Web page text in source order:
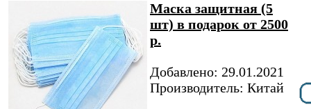
Маска защитная (5
шт) в подарок от 2500
р.
Добавлено: 29.01.2021
Производитель: Китай